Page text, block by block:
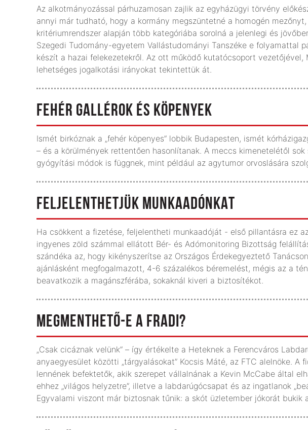
Az alkotmányozással párhuzamosan zajlik az egyházügyi törvény
annyi már tudható, hogy a kormány megszüntetné a homogén
kritériumrendszer alapján több kategóriába sorolná a jelenlegi és
Szegedi Tudomány-egyetem Vallástudományi Tanszéke e folyamattal
készít a hazai felekezetekről. Az ott működő kutatócsoport vezetőjével,
lehetséges jogalkotási irányokat tekintettük át.
FEHÉR GALLÉROK ÉS KÖPENYEK
Ismét birkóznak a „fehér köpenyes” lobbik Budapesten, ismét
– és a körülmények rettentően hasonlítanak. A meccs kimenetelétől sok
gyógyítási módok is függnek, mint például az agytumor orvoslására
FELJELENTHETJÜK MUNKAADÓNKAT
Ha csökkent a fizetése, feljelentheti munkaadóját - első pillantásra ez
ingyenes zöld számmal ellátott Bér- és Adómonitoring Bizottság
szándéka az, hogy kikényszerítse az Országos Érdekegyeztető
ajánlásként megfogalmazott, 4-6 százalékos béremelést, mégis az a
beavatkozik a magánszférába, sokaknál kiveri a biztosítékot.
MEGMENTHETŐ-E A FRADI?
„Csak cicáznak velünk” – így értékelte a Heteknek a Ferencváros
anyaegyesület közötti „tárgyalásokat” Kocsis Máté, az FTC alelnöke. A
lennének befektetők, akik szerepet vállalnának a Kevin McCabe által
ehhez „világos helyzetre”, illetve a labdarúgócsapat és az ingatlanok
Egyvalami viszont már biztosnak tűnik: a skót üzletember jókorát bukik